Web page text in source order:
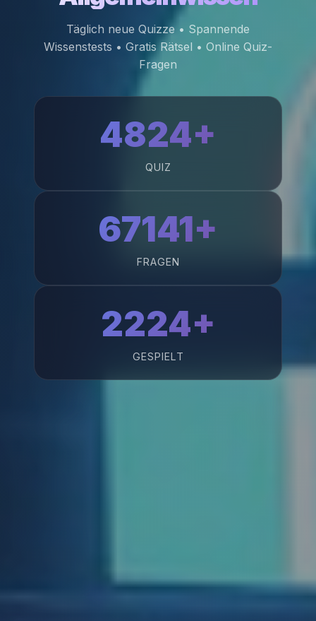
Täglich neue Quizze • Spannende
Wissenstests • Gratis Rätsel • Online Quiz-
Fragen
4824+
QUIZ
67141+
FRAGEN
2224+
GESPIELT